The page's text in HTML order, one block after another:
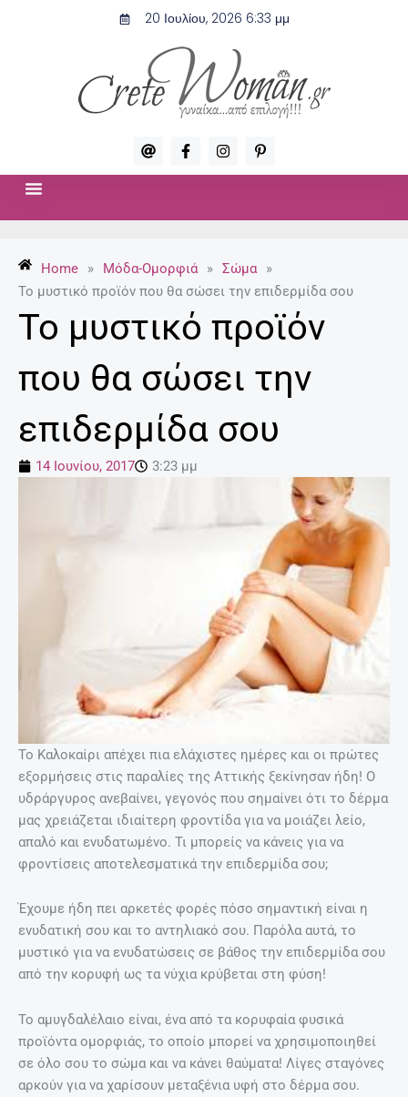
20 Ιουλίου, 2026 6:33 μμ
A
t
F
a
c
f
I
n
s
m
P
i
n
p
Home » Μόδα-Ομορφιά » Σώμα
»
Το μυστικό προϊόν που θα σώσει την επιδερμίδα σου
Το μυστικό προϊόν
που θα σώσει την
επιδερμίδα σου
14 Ιουνίου, 2017 3:23 μμ
Το Καλοκαίρι απέχει πια ελάχιστες ημέρες και οι πρώτες
εξορμήσεις στις παραλίες της Αττικής ξεκίνησαν ήδη! Ο
υδράργυρος ανεβαίνει, γεγονός που σημαίνει ότι το δέρμα
μας χρειάζεται ιδιαίτερη φροντίδα για να μοιάζει λείο,
απαλό και ενυδατωμένο. Τι μπορείς να κάνεις για να
φροντίσεις αποτελεσματικά την επιδερμίδα σου;
Έχουμε ήδη πει αρκετές φορές πόσο σημαντική είναι η
ενυδατική σου και το αντηλιακό σου. Παρόλα αυτά, το
μυστικό για να ενυδατώσεις σε βάθος την επιδερμίδα σου
από την κορυφή ως τα νύχια κρύβεται στη φύση!
Το αμυγδαλέλαιο είναι, ένα από τα κορυφαία φυσικά
προϊόντα ομορφιάς, το οποίο μπορεί να χρησιμοποιηθεί
σε όλο σου το σώμα και να κάνει θαύματα! Λίγες σταγόνες
αρκούν για να χαρίσουν μεταξένια υφή στο δέρμα σου.